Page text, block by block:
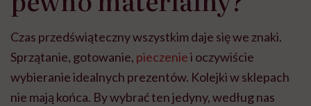
Czas przedświąteczny wszystkim daje się we znaki.
Sprzątanie, gotowanie, pieczeniei oczywiście
wybieranie idealnych prezentów. Kolejki w sklepach
nie mają końca. By wybrać ten jedyny, według nas